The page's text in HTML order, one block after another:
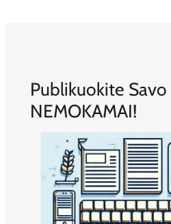
Publikuokite
NEMOKAMAI!